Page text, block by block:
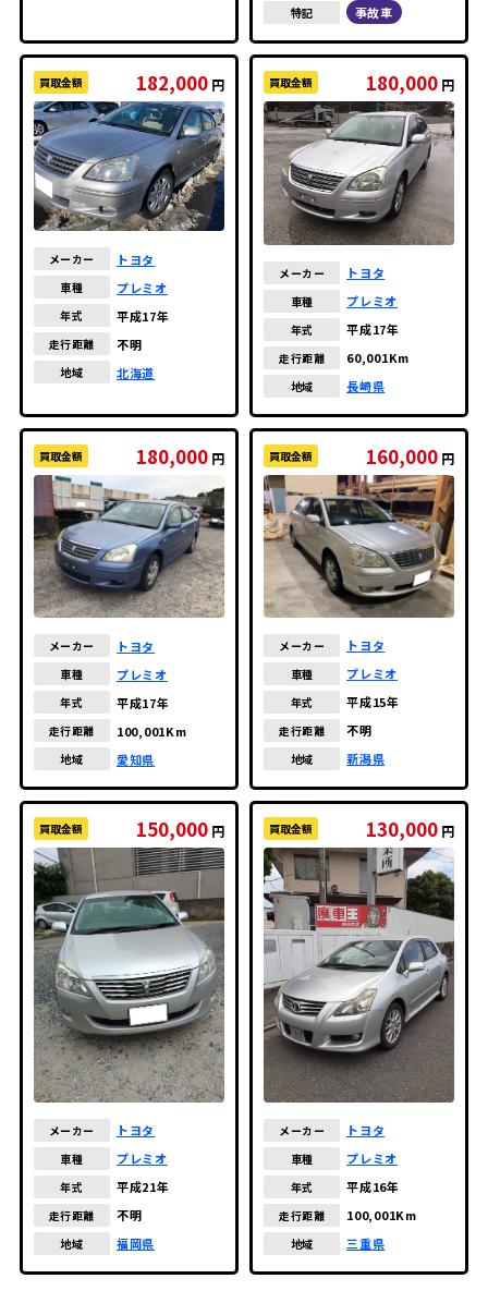
特記 事故車
買取金額 182,000 円
メーカー トヨタ
車種 プレミオ
年式 平成17年
走行距離 不明
地域 北海道
買取金額 180,000 円
メーカー トヨタ
車種 プレミオ
年式 平成17年
走行距離 60,001Km
地域 長崎県
買取金額 180,000 円
メーカー トヨタ
車種 プレミオ
年式 平成17年
走行距離 100,001Km
地域 愛知県
買取金額 160,000 円
メーカー トヨタ
車種 プレミオ
年式 平成15年
走行距離 不明
地域 新潟県
買取金額 150,000 円
メーカー トヨタ
車種 プレミオ
年式 平成21年
走行距離 不明
地域 福岡県
買取金額 130,000 円
メーカー トヨタ
車種 プレミオ
年式 平成16年
走行距離 100,001Km
地域 三重県